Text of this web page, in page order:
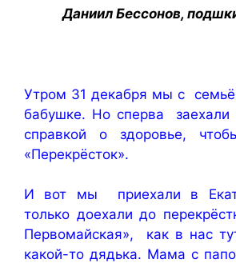
Даниил Бессонов,
Утром 31 декабря мы с
бабушке. Но сперва заехали
справкой о здоровье,
«Перекрёсток».
И вот мы приехали в
только доехали до
Первомайская», как в нас
какой-то дядька. Мама с